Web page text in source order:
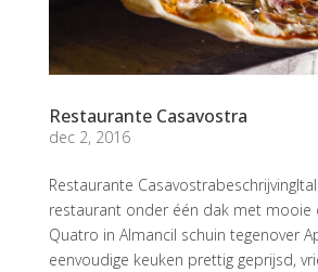
Restaurante Casavostra
dec 2, 2016
Restaurante
restaurant onder één dak met mooie
Quatro in Almancil schuin tegenover
eenvoudige keuken prettig geprijsd,